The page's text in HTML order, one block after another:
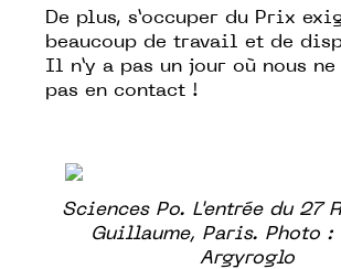
De plus, s’occuper du Prix
beaucoup de travail et de
Il n’y a pas un jour où nous ne
pas en contact !
Sciences Po. L'entrée du 27
Guillaume, Paris. Photo :
Argyroglo